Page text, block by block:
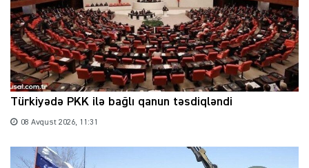
Türkiyədə PKK ilə bağlı qanun təsdiqləndi
08 Avqust 2026, 11:31